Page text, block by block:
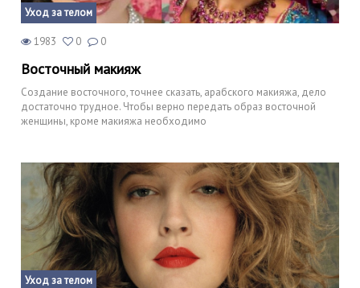
Уход за телом
1983 0 0
Восточный макияж
Создание восточного, точнее сказать, арабского макияжа, дело
достаточно трудное. Чтобы верно передать образ восточной
женщины, кроме макияжа необходимо
Уход за телом